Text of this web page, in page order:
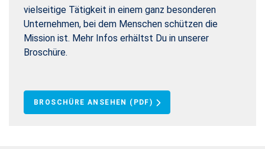
vielseitige Tätigkeit in einem ganz besonderen
Unternehmen, bei dem Menschen schützen die
Mission ist. Mehr Infos erhältst Du in unserer
Broschüre.
BROSCHÜRE ANSEHEN (PDF)